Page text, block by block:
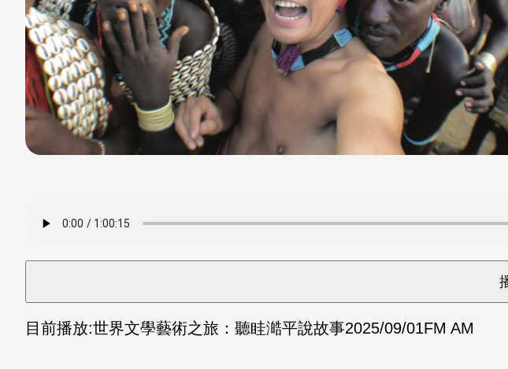
目前播放:世界文學藝術之旅：聽眭澔平說故事2025/09/01FM AM